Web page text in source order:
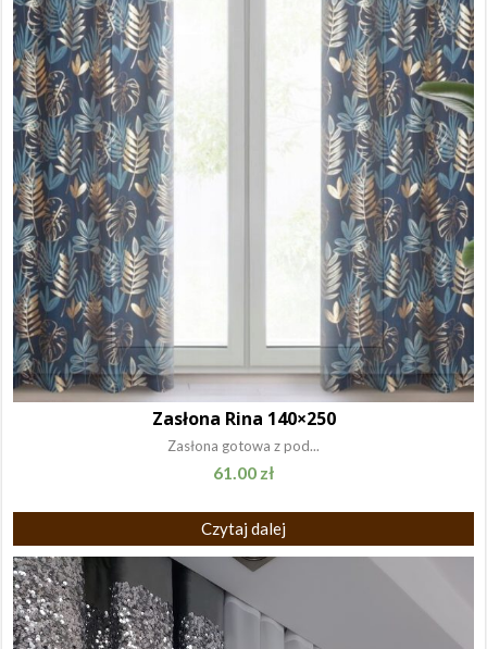
Zasłona Rina 140×250
Zasłona gotowa z pod...
61.00 zł
Czytaj dalej